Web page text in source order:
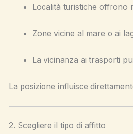
Località turistiche offrono
Zone vicine al mare o ai
La vicinanza ai trasporti
La posizione influisce
2. Scegliere il tipo di affitto